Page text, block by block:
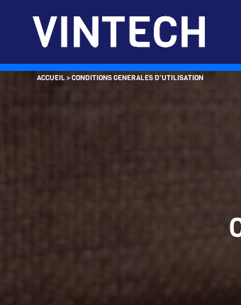
ACCUEIL > CONDITIONS GENERALES D'UTILISATION